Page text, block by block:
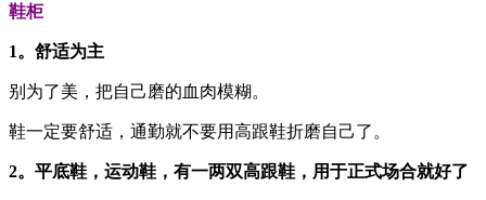
鞋柜
1。舒适为主
别为了美，把自己磨的血肉模糊。
鞋一定要舒适，通勤就不要用高跟鞋折磨自己了。
2。平底鞋，运动鞋，有一两双高跟鞋，用于正式场合就好了